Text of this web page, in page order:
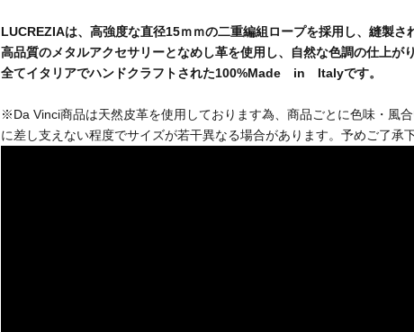
LUCREZIAは、高強度な直径15ｍｍの二重編組ロープを採用し、縫製さ
高品質のメタルアクセサリーとなめし革を使用し、自然な色調の仕上が
全てイタリアでハンドクラフトされた100%Made in Italyです。
※Da Vinci商品は天然皮革を使用しております為、商品ごとに色味・風
に差し支えない程度でサイズが若干異なる場合があります。予めご了承下